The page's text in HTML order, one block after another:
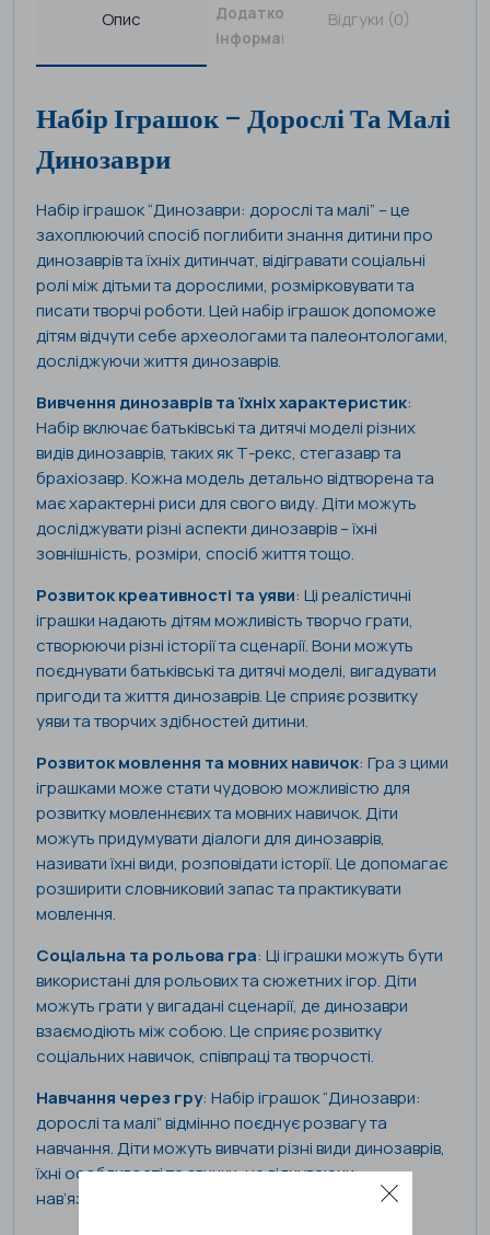
Опис
Додаткова
інформація
Відгуки (0)
Набір Іграшок – Дорослі Та Малі
Динозаври
Набір іграшок “Динозаври: дорослі та малі” – це
захоплюючий спосіб поглибити знання дитини про
динозаврів та їхніх дитинчат, відігравати соціальні
ролі між дітьми та дорослими, розмірковувати та
писати творчі роботи. Цей набір іграшок допоможе
дітям відчути себе археологами та палеонтологами,
досліджуючи життя динозаврів.
Вивчення динозаврів та їхніх характеристик:
Набір включає батьківські та дитячі моделі різних
видів динозаврів, таких як Т-рекс, стегазавр та
брахіозавр. Кожна модель детально відтворена та
має характерні риси для свого виду. Діти можуть
досліджувати різні аспекти динозаврів – їхні
зовнішність, розміри, спосіб життя тощо.
Розвиток креативності та уяви: Ці реалістичні
іграшки надають дітям можливість творчо грати,
створюючи різні історії та сценарії. Вони можуть
поєднувати батьківські та дитячі моделі, вигадувати
пригоди та життя динозаврів. Це сприяє розвитку
уяви та творчих здібностей дитини.
Розвиток мовлення та мовних навичок: Гра з цими
іграшками може стати чудовою можливістю для
розвитку мовленнєвих та мовних навичок. Діти
можуть придумувати діалоги для динозаврів,
називати їхні види, розповідати історії. Це допомагає
розширити словниковий запас та практикувати
мовлення.
Соціальна та рольова гра: Ці іграшки можуть бути
використані для рольових та сюжетних ігор. Діти
можуть грати у вигадані сценарії, де динозаври
взаємодіють між собою. Це сприяє розвитку
соціальних навичок, співпраці та творчості.
Навчання через гру: Набір іграшок “Динозаври:
дорослі та малі” відмінно поєднує розвагу та
навчання. Діти можуть вивчати різні види динозаврів,
їхні особливості та звички, не відчуваючи
нав’язливого навчання.